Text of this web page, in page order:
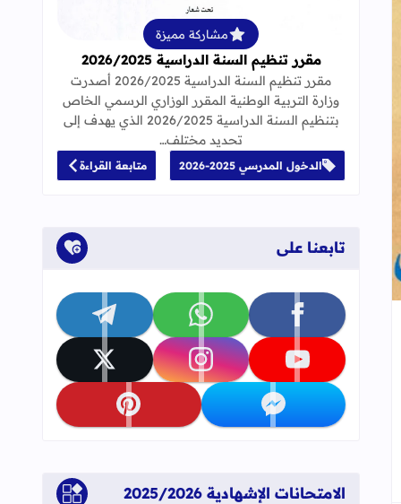
المستوى الأول ابتدائي
إلى العلامات المرجعية
مشاركة مميزة
مقرر تنظيم السنة الدراسية 2026/2025
مقرر تنظيم السنة الدراسية 2026/2025 أصدرت
وزارة التربية الوطنية المقرر الوزاري الرسمي الخاص
بتنظيم السنة الدراسية 2026/2025 الذي يهدف إلى
تحديد مختلف…
الدخول المدرسي 2025-2026 متابعة القراءة
تابعنا على
تابعنا على facebook تابعنا على whatsapp تابعنا على telegram
تابعنا على youtube تابعنا على instagram تابعنا على x
تابعنا على messenger تابعنا على pinterest
الامتحانات الإشهادية 2025/2026